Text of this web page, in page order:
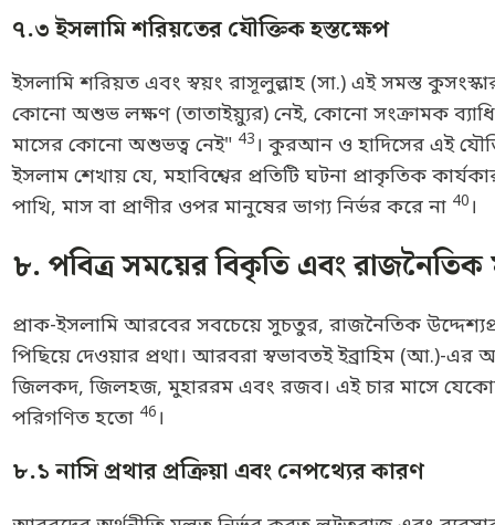
৭.৩ ইসলামি শরিয়তের যৌক্তিক হস্তক্ষেপ
ইসলামি শরিয়ত এবং স্বয়ং রাসূলুল্লাহ (সা.) এই সমস্ত
কোনো অশুভ লক্ষণ (তাতাইয়্যুর) নেই, কোনো সংক্রামক
মাসের কোনো অশুভত্ব নেই" 43 । কুরআন ও হাদিসের এই
ইসলাম শেখায় যে, মহাবিশ্বের প্রতিটি ঘটনা প্রাকৃতিক
পাখি, মাস বা প্রাণীর ওপর মানুষের ভাগ্য নির্ভর করে না 40 ।
৮. পবিত্র সময়ের বিকৃতি এবং
প্রাক-ইসলামি আরবের সবচেয়ে সুচতুর, রাজনৈতিক
পিছিয়ে দেওয়ার প্রথা। আরবরা স্বভাবতই ইব্রাহিম
জিলকদ, জিলহজ, মুহাররম এবং রজব। এই চার মাসে
পরিগণিত হতো 46 ।
৮.১ নাসি প্রথার প্রক্রিয়া এবং নেপথ্যের কারণ